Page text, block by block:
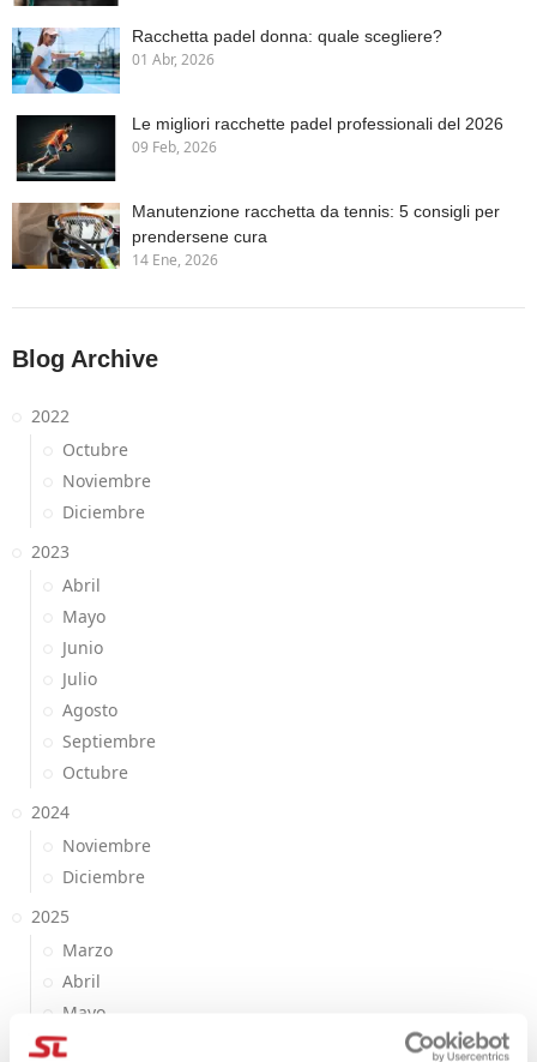
Racchetta padel donna: quale scegliere?
01 Abr, 2026
Le migliori racchette padel professionali del 2026
09 Feb, 2026
Manutenzione racchetta da tennis: 5 consigli per
prendersene cura
14 Ene, 2026
Blog Archive
2022
Octubre
Noviembre
Diciembre
2023
Abril
Mayo
Junio
Julio
Agosto
Septiembre
Octubre
2024
Noviembre
Diciembre
2025
Marzo
Abril
Mayo
Octubre